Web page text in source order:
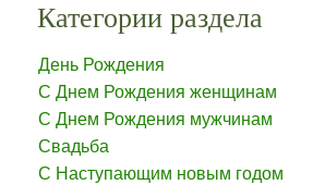
Категории раздела
День Рождения
С Днем Рождения женщинам
С Днем Рождения мужчинам
Свадьба
С Наступающим новым годом